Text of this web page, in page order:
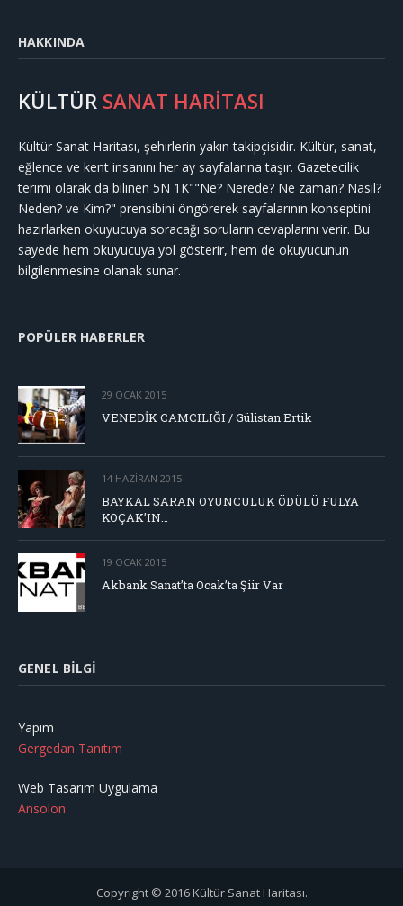
HAKKINDA
KÜLTÜR SANAT HARİTASI
Kültür Sanat Haritası, şehirlerin yakın takipçisidir. Kültür, sanat,
eğlence ve kent insanını her ay sayfalarına taşır. Gazetecilik
terimi olarak da bilinen 5N 1K""Ne? Nerede? Ne zaman? Nasıl?
Neden? ve Kim?" prensibini öngörerek sayfalarının konseptini
hazırlarken okuyucuya soracağı soruların cevaplarını verir. Bu
sayede hem okuyucuya yol gösterir, hem de okuyucunun
bilgilenmesine olanak sunar.
POPÜLER HABERLER
29 OCAK 2015
VENEDİK CAMCILIĞI / Gülistan Ertik
14 HAZIRAN 2015
BAYKAL SARAN OYUNCULUK ÖDÜLÜ FULYA
KOÇAK’IN…
19 OCAK 2015
Akbank Sanat’ta Ocak’ta Şiir Var
GENEL BILGI
Yapım
Gergedan Tanıtım
Web Tasarım Uygulama
Ansolon
Copyright © 2016 Kültür Sanat Haritası.